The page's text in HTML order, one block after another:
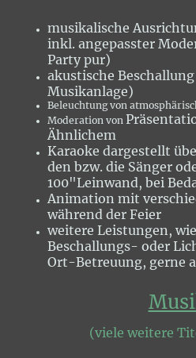
musikalische
inkl. angepasster
Party pur)
akustische
Musikanlage)
Beleuchtung von
Moderation von
Ähnlichem
Karaoke dargestellt
den bzw. die Sänger
100"Leinwand, bei
Animation mit
während der Feier
weitere Leistungen,
Beschallungs- oder
Ort-Betreuung, gerne
(viele weitere